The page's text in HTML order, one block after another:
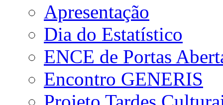
Apresentação
Dia do Estatístico
ENCE de Portas
Encontro GENERIS